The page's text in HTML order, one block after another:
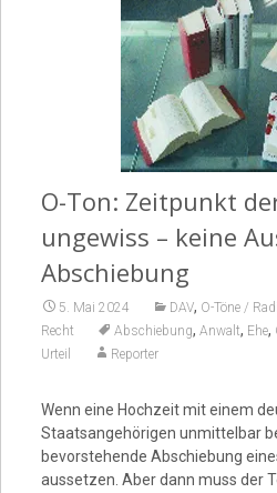
O-Ton: Zeitpunkt
ungewiss – keine
Abschiebung
5. Mai 2024 DAV, O-Töne /
Recht Abschiebung, Anwalt, Ehe,
Urteil Reporter
Wenn eine Hochzeit mit einem
Staatsangehörigen unmittelbar
bevorstehende Abschiebung
aussetzen. Aber dann muss der